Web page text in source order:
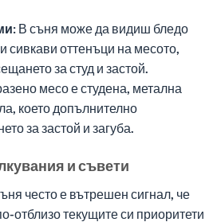
В съня може да видиш бледо
сивкави оттенъци на месото,
за студ и застой.
месо е студена, метална
което допълнително
за застой и загуба.
и съвети
често е вътрешен сигнал, че
отблизо текущите си приоритети